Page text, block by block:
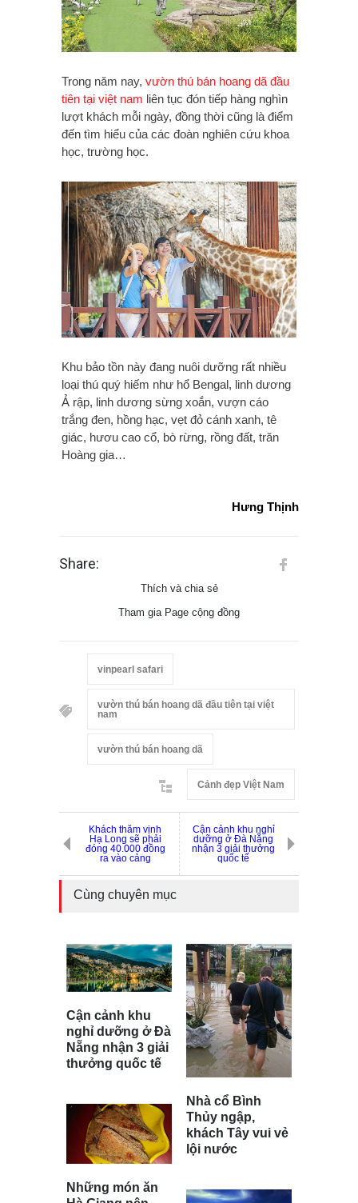
Trong năm nay, vườn thú bán hoang dã đầu
tiên tại việt nam liên tục đón tiếp hàng nghìn
lượt khách mỗi ngày, đồng thời cũng là điểm
đến tìm hiểu của các đoàn nghiên cứu khoa
học, trường học.
Khu bảo tồn này đang nuôi dưỡng rất nhiều
loại thú quý hiếm như hổ Bengal, linh dương
Ả rập, linh dương sừng xoắn, vượn cáo
trắng đen, hồng hạc, vẹt đỏ cánh xanh, tê
giác, hươu cao cổ, bò rừng, rồng đất, trăn
Hoàng gia…
Hưng Thịnh
Share:
Thích và chia sẻ
Tham gia Page cộng đồng
vinpearl safari
vườn thú bán hoang dã đầu tiên tại việt
nam
vườn thú bán hoang dã
Cảnh đẹp Việt Nam
Khách thăm vịnh
Hạ Long sẽ phải
đóng 40.000 đồng
ra vào cảng
Cận cảnh khu nghỉ
dưỡng ở Đà Nẵng
nhận 3 giải thưởng
quốc tế
Cùng chuyên mục
Cận cảnh khu
nghỉ dưỡng ở Đà
Nẵng nhận 3 giải
thưởng quốc tế
Những món ăn
Nhà cổ Bình
Thủy ngập,
khách Tây vui vẻ
lội nước